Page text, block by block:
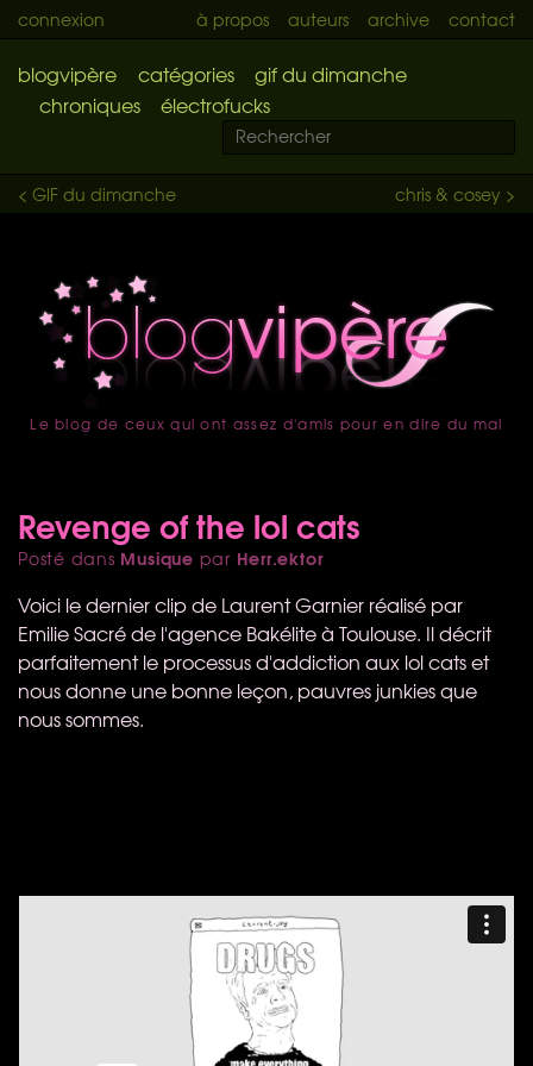
connexion à propos auteurs archive contact
blogvipère catégories
gif du dimanche
chroniques
électrofucks
chris & cosey >
< GIF du dimanche
accueil
Le blog de ceux qui ont assez d'amis pour en dire du mal
Revenge of the lol cats
Posté dans Musique par Herr.ektor
Voici le dernier clip de Laurent Garnier réalisé par
Emilie Sacré de l'agence Bakélite à Toulouse. Il décrit
parfaitement le processus d'addiction aux lol cats et
nous donne une bonne leçon, pauvres junkies que
nous sommes.